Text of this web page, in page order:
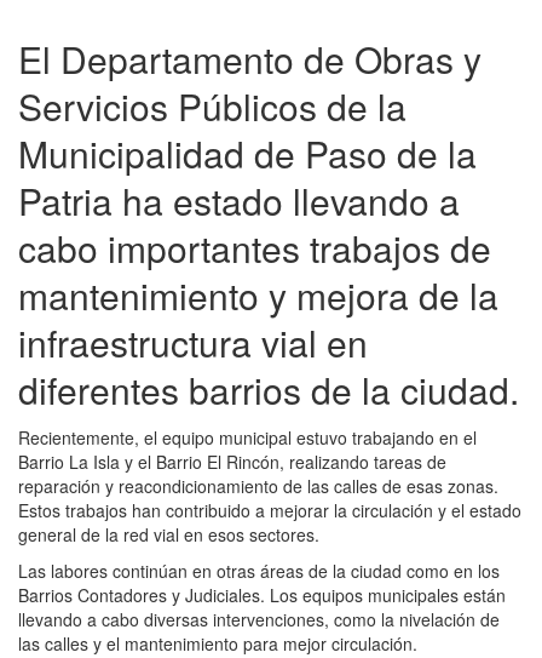
El Departamento de Obras y
Servicios Públicos de la
Municipalidad de Paso de la
Patria ha estado llevando a
cabo importantes trabajos de
mantenimiento y mejora de la
infraestructura vial en
diferentes barrios de la ciudad.
Recientemente, el equipo municipal estuvo trabajando en el
Barrio La Isla y el Barrio El Rincón, realizando tareas de
reparación y reacondicionamiento de las calles de esas zonas.
Estos trabajos han contribuido a mejorar la circulación y el estado
general de la red vial en esos sectores.
Las labores continúan en otras áreas de la ciudad como en los
Barrios Contadores y Judiciales. Los equipos municipales están
llevando a cabo diversas intervenciones, como la nivelación de
las calles y el mantenimiento para mejor circulación.